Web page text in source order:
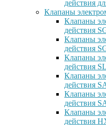
действия
Клапаны
Клапаны
действия
Клапаны
действия
Клапаны
действия
Клапаны
действия
Клапаны
действия
Клапаны
действия